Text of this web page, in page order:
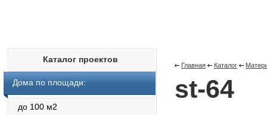
Каталог проектов
Дома по площади:
до 100 м2
Главная Каталог
st-64